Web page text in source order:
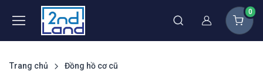
Thành viên
0
Trang chủ
Đồng hồ cơ cũ